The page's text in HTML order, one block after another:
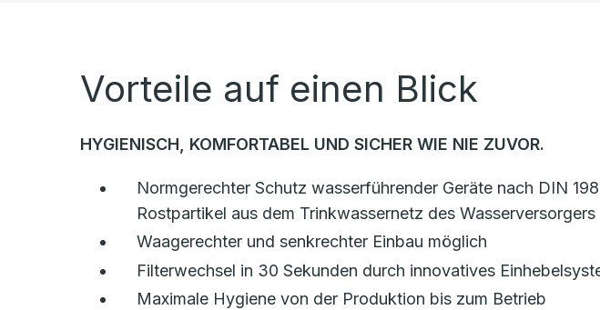
Vorteile auf einen Blick
HYGIENISCH, KOMFORTABEL UND SICHER WIE NIE ZUVOR.
Normgerechter Schutz wasserführender Geräte nach DIN
Rostpartikel aus dem Trinkwassernetz des Wasserversorgers
Waagerechter und senkrechter Einbau möglich
Filterwechsel in 30 Sekunden durch innovatives
Maximale Hygiene von der Produktion bis zum Betrieb